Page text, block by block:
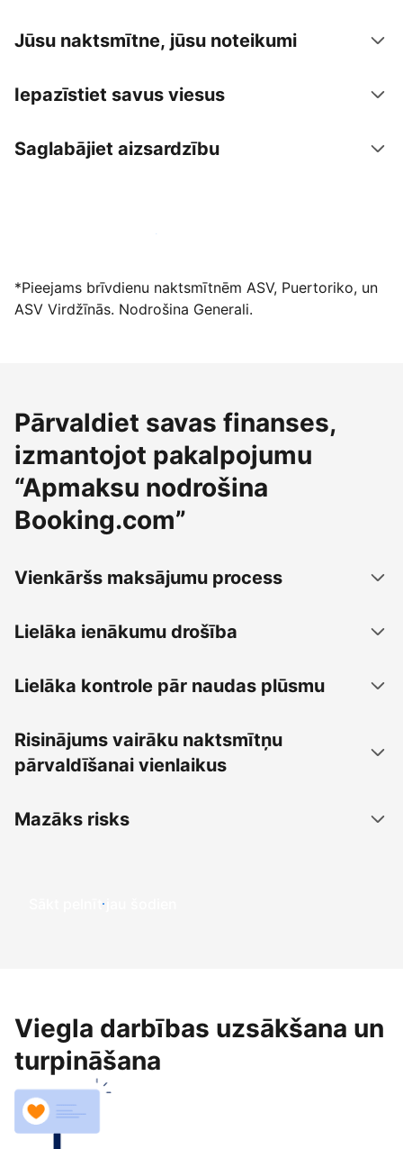
Jūsu naktsmītne, jūsu noteikumi
Iepazīstiet savus viesus
Saglabājiet aizsardzību
Izvietot piedāvājumu mūsu platformā
*Pieejams brīvdienu naktsmītnēm ASV, Puertoriko, un
ASV Virdžīnās. Nodrošina Generali.
Pārvaldiet savas finanses,
izmantojot pakalpojumu
“Apmaksu nodrošina
Booking.com”
Vienkāršs maksājumu process
Lielāka ienākumu drošība
Lielāka kontrole pār naudas plūsmu
Risinājums vairāku naktsmītņu
pārvaldīšanai vienlaikus
Mazāks risks
Sākt pelnīt jau šodien
Viegla darbības uzsākšana un
turpināšana